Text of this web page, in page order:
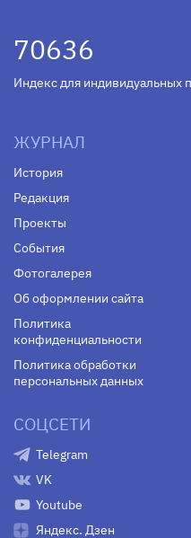
70636
Индекс для индивидуальных
ЖУРНАЛ
История
Редакция
Проекты
События
Фотогалерея
Об оформлении сайта
Политика
конфиденциальности
Политика обработки
персональных данных
СОЦСЕТИ
Telegram
VK
Youtube
Яндекс. Дзен